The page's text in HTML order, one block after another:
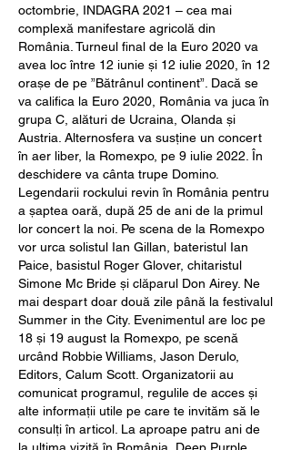
octombrie, INDAGRA 2021 – cea mai
complexă manifestare agricolă din
România. Turneul final de la Euro 2020 va
avea loc între 12 iunie și 12 iulie 2020, în 12
orașe de pe ”Bătrânul continent”. Dacă se
va califica la Euro 2020, România va juca în
grupa C, alături de Ucraina, Olanda și
Austria. Alternosfera va susține un concert
în aer liber, la Romexpo, pe 9 iulie 2022. În
deschidere va cânta trupe Domino.
Legendarii rockului revin în România pentru
a șaptea oară, după 25 de ani de la primul
lor concert la noi. Pe scena de la Romexpo
vor urca solistul Ian Gillan, bateristul Ian
Paice, basistul Roger Glover, chitaristul
Simone Mc Bride și clăparul Don Airey. Ne
mai despart doar două zile până la festivalul
Summer in the City. Evenimentul are loc pe
18 și 19 august la Romexpo, pe scenă
urcând Robbie Williams, Jason Derulo,
Editors, Calum Scott. Organizatorii au
comunicat programul, regulile de acces și
alte informații utile pe care te invităm să le
consulți în articol. La aproape patru ani de
la ultima vizită în România, Deep Purple